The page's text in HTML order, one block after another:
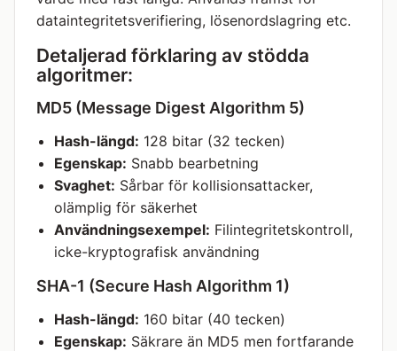
dataintegritetsverifiering, lösenordslagring etc.
Detaljerad förklaring av stödda
algoritmer:
MD5 (Message Digest Algorithm 5)
Hash-längd: 128 bitar (32 tecken)
Egenskap: Snabb bearbetning
Svaghet: Sårbar för kollisionsattacker,
olämplig för säkerhet
Användningsexempel: Filintegritetskontroll,
icke-kryptografisk användning
SHA-1 (Secure Hash Algorithm 1)
Hash-längd: 160 bitar (40 tecken)
Egenskap: Säkrare än MD5 men fortfarande